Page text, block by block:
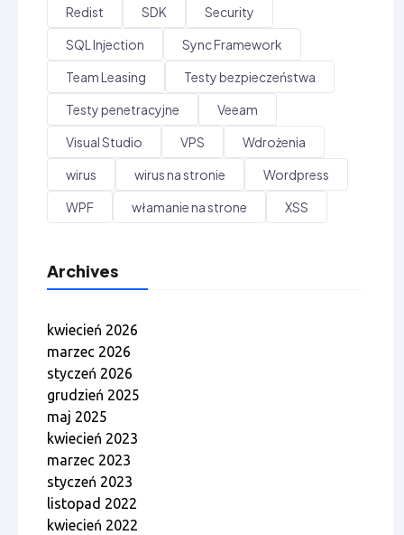
Redist
SDK
Security
SQL Injection
Sync Framework
Team Leasing
Testy bezpieczeństwa
Testy penetracyjne
Veeam
Visual Studio
VPS
Wdrożenia
wirus
wirus na stronie
Wordpress
WPF
włamanie na strone XSS
Archives
kwiecień 2026
marzec 2026
styczeń 2026
grudzień 2025
maj 2025
kwiecień 2023
marzec 2023
styczeń 2023
listopad 2022
kwiecień 2022